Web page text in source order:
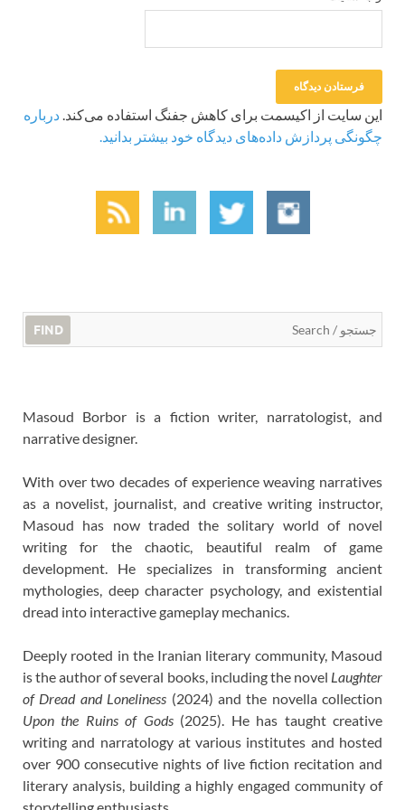
این سایت از اکیسمت برای کاهش جفنگ استفاده می‌کند.درباره
چگونگی پردازش داده‌های دیدگاه خود بیشتر بدانید.
FIND
Masoud Borbor is a fiction writer, narratologist, and
narrative designer.
With over two decades of experience weaving narratives
as a novelist, journalist, and creative writing instructor,
Masoud has now traded the solitary world of novel
writing for the chaotic, beautiful realm of game
development. He specializes in transforming ancient
mythologies, deep character psychology, and existential
dread into interactive gameplay mechanics.
Deeply rooted in the Iranian literary community, Masoud
is the author of several books, including the novel Laughter
of Dread and Loneliness (2024) and the novella collection
Upon the Ruins of Gods(2025). He has taught creative
writing and narratology at various institutes and hosted
over 900 consecutive nights of live fiction recitation and
literary analysis, building a highly engaged community of